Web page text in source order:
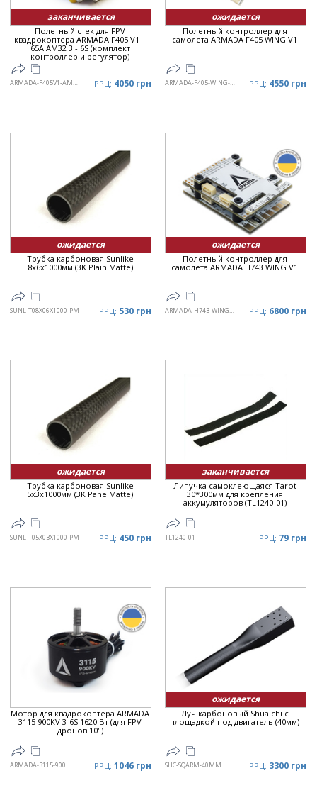
заканчивается
Полетный стек для FPV
квадрокоптера ARMADA F405 V1 +
65A AM32 3 - 6S (комплект
контроллер и регулятор)
ARMADA-F405V1-AM3265A РРЦ: 4050 грн
ожидается
Полетный контроллер для
самолета ARMADA F405 WING V1
ARMADA-F405-WING-V1 РРЦ: 4550 грн
ожидается
Трубка карбоновая Sunlike
8x6x1000мм (3K Plain Matte)
SUNL-T08X06X1000-PM РРЦ: 530 грн
ожидается
Полетный контроллер для
самолета ARMADA H743 WING V1
ARMADA-H743-WING-V1 РРЦ: 6800 грн
ожидается
Трубка карбоновая Sunlike
5x3x1000мм (3K Pane Matte)
SUNL-T05X03X1000-PM РРЦ: 450 грн
заканчивается
Липучка самоклеющаяся Tarot
30*300мм для крепления
аккумуляторов (TL1240-01)
TL1240-01 РРЦ: 79 грн
Мотор для квадрокоптера ARMADA
3115 900KV 3-6S 1620 Вт (для FPV
дронов 10")
ARMADA-3115-900 РРЦ: 1046 грн
ожидается
Луч карбоновый Shuaichi с
площадкой под двигатель (40мм)
SHC-SQARM-40MM РРЦ: 3300 грн